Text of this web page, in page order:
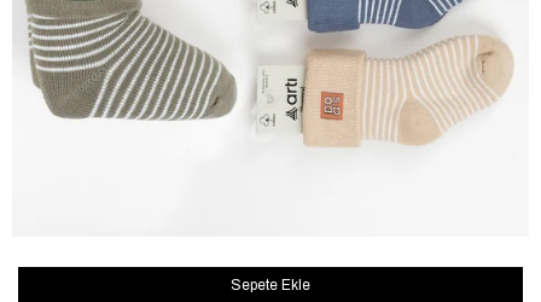
Sepete Ekle